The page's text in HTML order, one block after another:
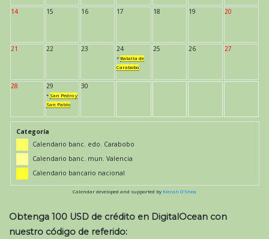
14 15 16 17 18 19 20
21 22 23 24
* Batalla de
Carabobo
25 26 27
28 29
* San Pedro y
San Pablo
30
Categoría
Calendario banc. edo. Carabobo
Calendario banc. mun. Valencia
Calendario bancario nacional
Calendar developed and supported by Kieran O'Shea
Obtenga 100 USD de crédito en DigitalOcean con
nuestro código de referido: